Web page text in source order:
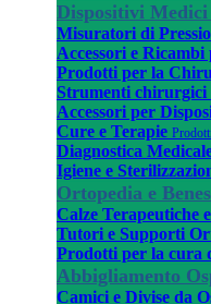
Dispositivi
Misuratori di
Accessori e
Prodotti per la
Strumenti chirurgici
Accessori per
Cure e Terapie
Diagnostica
Igiene e
Ortopedia e
Calze Terapeutiche
Tutori e Supporti
Prodotti per la cura
Abbigliamento
Camici e Divise da